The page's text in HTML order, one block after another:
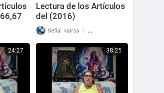
Lectura de los Artículos
del (2016)
57,58,59,60,61,62,63
Señal Kairos | 19 Reproducciones
24:27 38:25